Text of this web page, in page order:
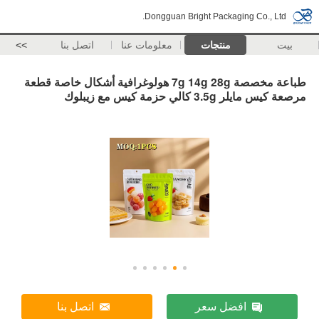
Dongguan Bright Packaging Co., Ltd.
بيت منتجات معلومات عنا اتصل بنا >>
طباعة مخصصة 7g 14g 28g هولوغرافية أشكال خاصة قطعة
مرصعة كيس مايلر 3.5g كالي حزمة كيس مع زيبلوك
افضل سعر اتصل بنا